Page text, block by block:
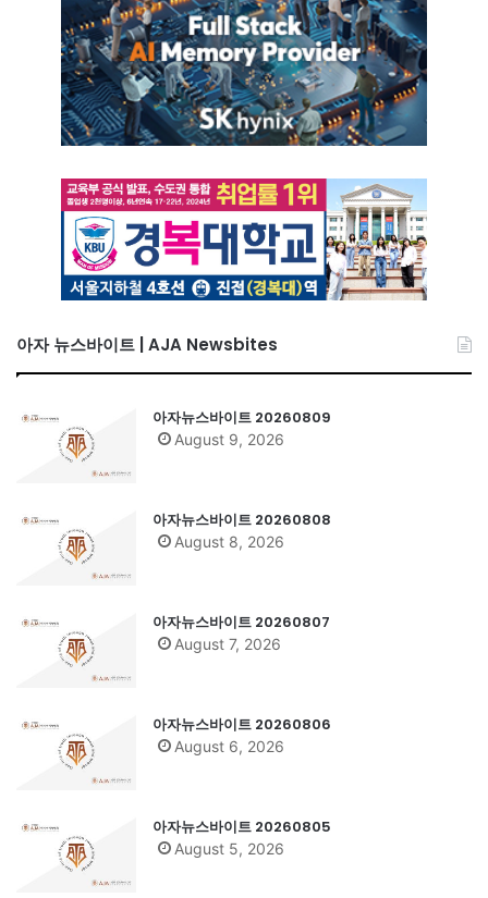
아자 뉴스바이트 | AJA Newsbites
아자뉴스바이트 20260809
August 9, 2026
아자뉴스바이트 20260808
August 8, 2026
아자뉴스바이트 20260807
August 7, 2026
아자뉴스바이트 20260806
August 6, 2026
아자뉴스바이트 20260805
August 5, 2026